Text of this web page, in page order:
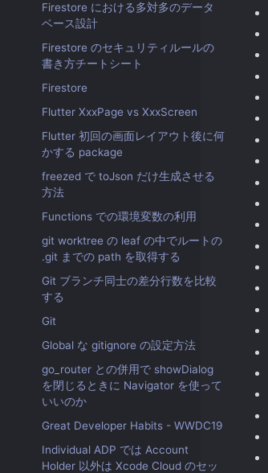
Firestore における多対多のデータ
ベース設計
Firestore のセキュリティルールの
書き方チートシート
Firestore
Flutter XxxPage vs XxxScreen
Flutter 初回の画面レイアウト後に何
かする package
freezed で toJson だけ生成させる
方法
Functions での環境変数の利用
git worktree の leaf の中でルートの
.git までの path を取得する
Git ブランチ同士の差分行数を比較
する
Git
Global な gitignore の設定方法
go_router との併用で showDialog
を閉じるときに Navigator を使って
いいのか
Great Developer Habits - WWDC19
Individual ADP では Account
Holder 以外は Xcode Cloud のセッ